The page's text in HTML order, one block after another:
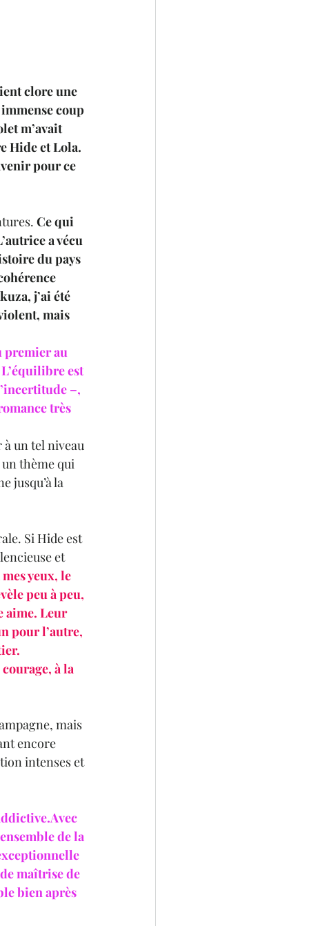
clore une
coup
m’avait
Hide et Lola.
pour ce
Ce qui
a vécu
du pays
j’ai été
mais
premier au
est
–,
très
un tel niveau
thème qui
jusqu’à la
Si Hide est
et
yeux, le
peu à peu,
aime. Leur
pour l’autre,
à la
mais
encore
intenses et
de la
maîtrise de
bien après